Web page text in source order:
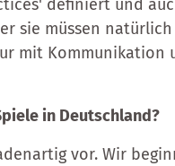
definiert und
sie müssen
mit Kommunikation
in Deutschland?
vor. Wir